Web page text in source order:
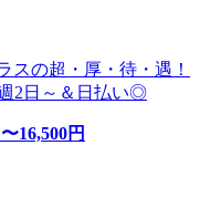
スの超・厚・待・遇！
2日～＆日払い◎
16,500円